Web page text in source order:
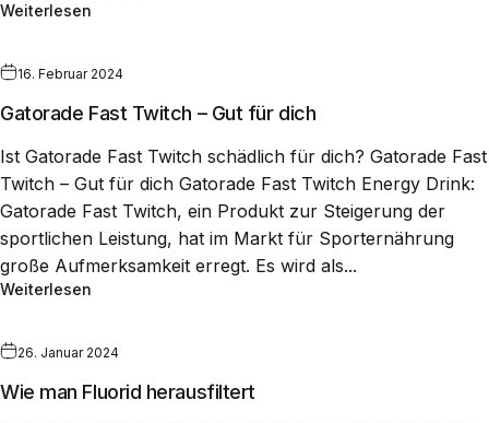
Weiterlesen
16. Februar 2024
Gatorade Fast Twitch – Gut für dich
Ist Gatorade Fast Twitch schädlich für dich? Gatorade Fast
Twitch – Gut für dich Gatorade Fast Twitch Energy Drink:
Gatorade Fast Twitch, ein Produkt zur Steigerung der
sportlichen Leistung, hat im Markt für Sporternährung
große Aufmerksamkeit erregt. Es wird als...
Weiterlesen
26. Januar 2024
Wie man Fluorid herausfiltert